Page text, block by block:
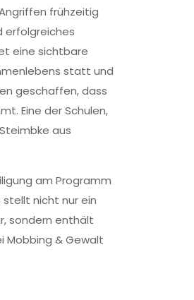
frühzeitig
erfolgreiches
eine sichtbare
statt und
geschaffen, dass
Eine der Schulen,
aus
am Programm
nicht nur ein
sondern enthält
Mobbing & Gewalt